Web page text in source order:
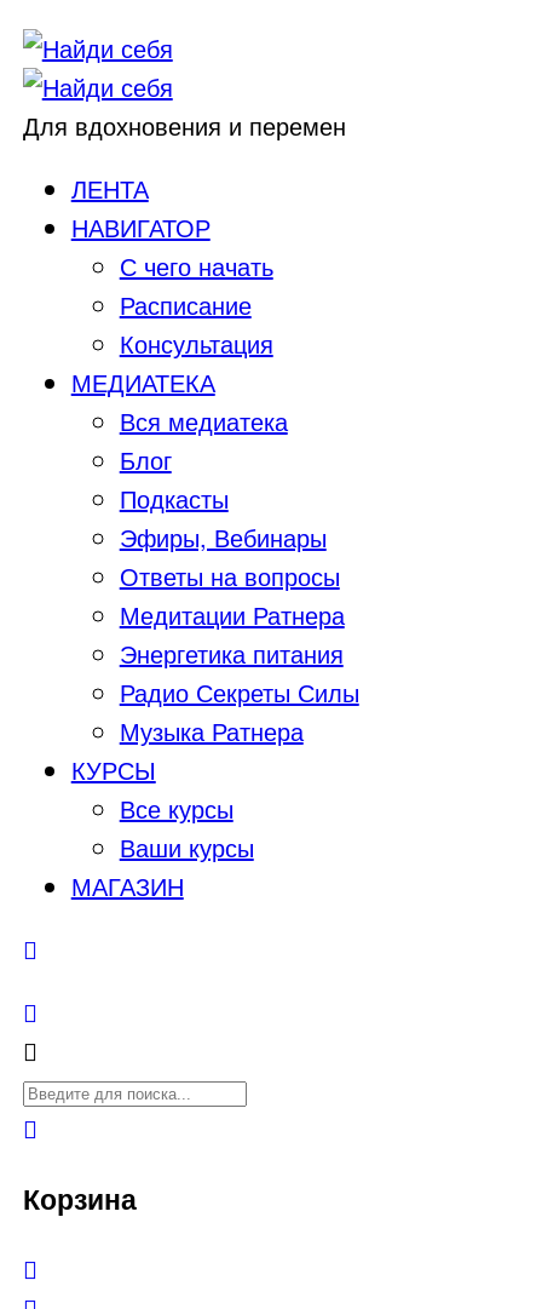
Для вдохновения и перемен
ЛЕНТА
НАВИГАТОР
С чего начать
Расписание
Консультация
МЕДИАТЕКА
Вся медиатека
Блог
Подкасты
Эфиры, Вебинары
Ответы на вопросы
Медитации Ратнера
Энергетика питания
Радио Секреты Силы
Музыка Ратнера
КУРСЫ
Все курсы
Ваши курсы
МАГАЗИН
Корзина